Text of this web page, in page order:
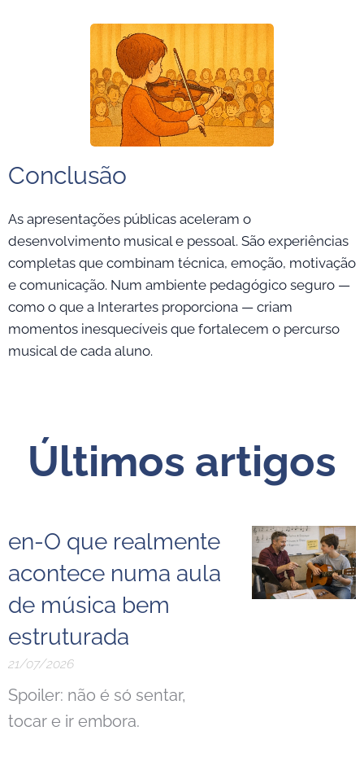
Conclusão
As apresentações públicas aceleram o
desenvolvimento musical e pessoal. São experiências
completas que combinam técnica, emoção, motivação
e comunicação. Num ambiente pedagógico seguro —
como o que a Interartes proporciona — criam
momentos inesquecíveis que fortalecem o percurso
musical de cada aluno.
Últimos artigos
en-O que realmente
acontece numa aula
de música bem
estruturada
21/07/2026
Spoiler: não é só sentar,
tocar e ir embora.